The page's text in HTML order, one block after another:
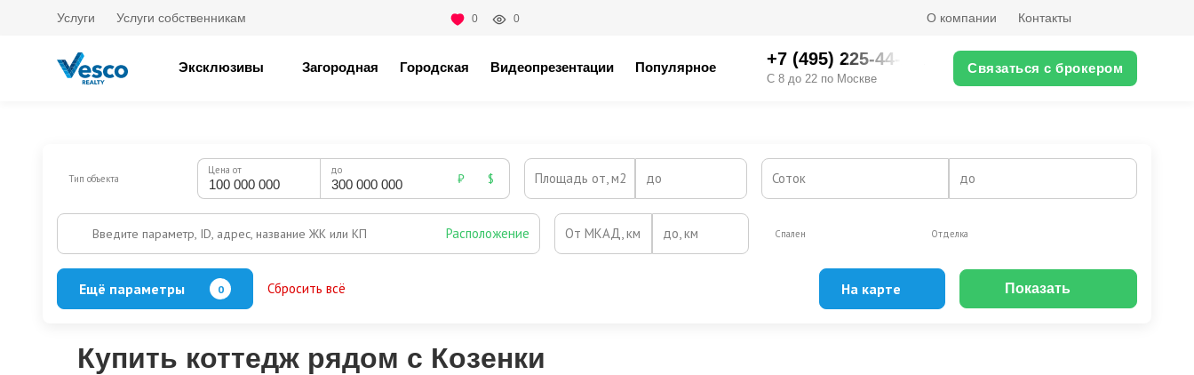
Услуги Услуги собственникам 0 0 О компании Контакты
Эксклюзивы Загородная Городская Видеопрезентации Популярное +7 (495) 225-44-XX
С 8 до 22 по Москве
Связаться с брокером
Тип объекта
Цена от до
₽ $ Площадь от, м2 до Соток до
Введите параметр, ID, адрес, название ЖК или КП Расположение От МКАД, км до, км Спален Отделка
Ещё параметры 0 Сбросить всё На карте Показать
Купить коттедж рядом с Козенки